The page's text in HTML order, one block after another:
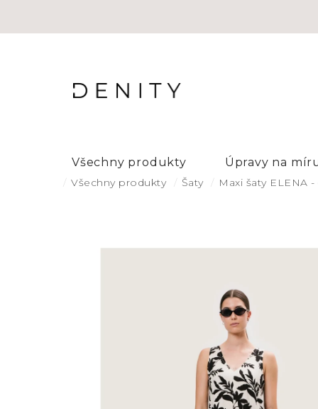
Všechny produkty Úpravy na
Domů
Všechny produkty Šaty Maxi šaty ELENA